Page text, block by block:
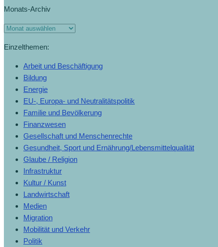
Monats-Archiv
Einzelthemen:
Arbeit und Beschäftigung
Bildung
Energie
EU-, Europa- und Neutralitätspolitik
Familie und Bevölkerung
Finanzwesen
Gesellschaft und Menschenrechte
Gesundheit, Sport und Ernährung/Lebensmittelqualität
Glaube / Religion
Infrastruktur
Kultur / Kunst
Landwirtschaft
Medien
Migration
Mobilität und Verkehr
Politik